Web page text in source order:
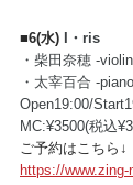
■6(水)
I・ris
・柴田奈穂 -
・太宰百合 -
Open19:00/
MC:¥3500(税込
ご予約はこちら↓
https://